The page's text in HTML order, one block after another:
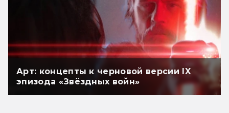
Арт: концепты к черновой версии IX
эпизода «Звёздных войн»